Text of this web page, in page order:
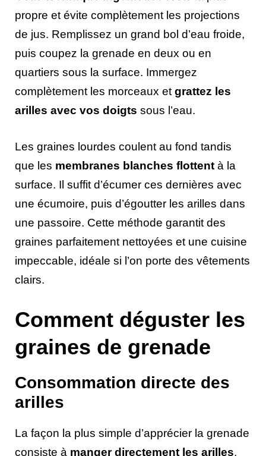
propre et évite complètement les projections
de jus. Remplissez un grand bol d’eau froide,
puis coupez la grenade en deux ou en
quartiers sous la surface. Immergez
complètement les morceaux etgrattez les
arilles avec vos doigts sous l’eau.
Les graines lourdes coulent au fond tandis
que les membranes blanches flottent à la
surface. Il suffit d’écumer ces dernières avec
une écumoire, puis d’égoutter les arilles dans
une passoire. Cette méthode garantit des
graines parfaitement nettoyées et une cuisine
impeccable, idéale si l’on porte des vêtements
clairs.
Comment déguster les
graines de grenade
Consommation directe des
arilles
La façon la plus simple d’apprécier la grenade
consiste à manger directement les arilles,